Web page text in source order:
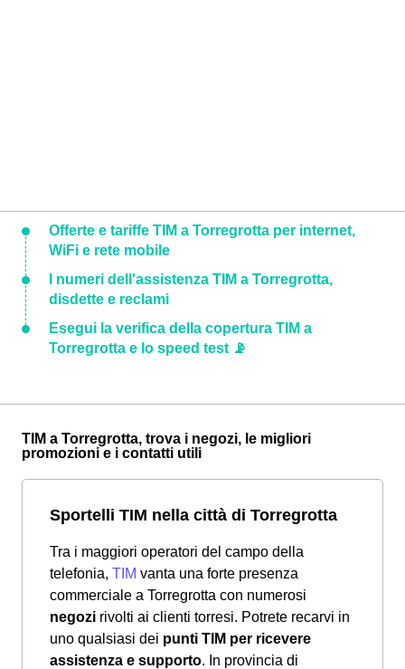
Offerte e tariffe TIM a Torregrotta per internet,
WiFi e rete mobile
I numeri dell'assistenza TIM a Torregrotta,
disdette e reclami
Esegui la verifica della copertura TIM a
Torregrotta e lo speed test 📡
TIM a Torregrotta, trova i negozi, le migliori
promozioni e i contatti utili
Sportelli TIM nella città di Torregrotta
Tra i maggiori operatori del campo della
telefonia, TIM vanta una forte presenza
commerciale a Torregrotta con numerosi
negozi rivolti ai clienti torresi. Potrete recarvi in
uno qualsiasi dei punti TIM per ricevere
assistenza e supporto. In provincia di